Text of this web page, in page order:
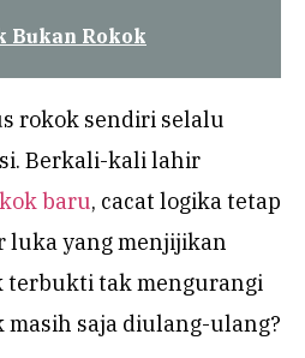
Bukan Rokok
rokok sendiri selalu
Berkali-kali lahir
baru, cacat logika tetap
luka yang menjijikan
terbukti tak mengurangi
saja diulang-ulang?